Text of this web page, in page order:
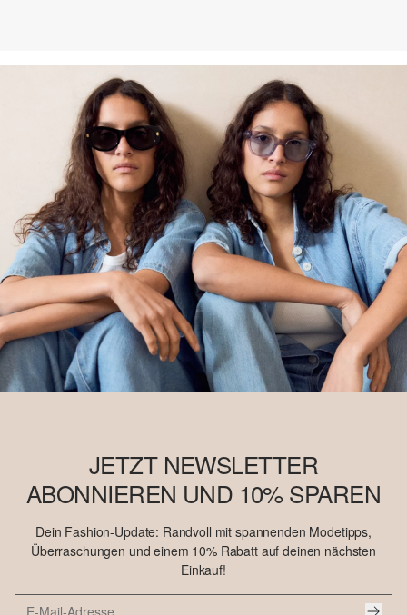
JETZT NEWSLETTER
ABONNIEREN UND 10% SPAREN
Dein Fashion-Update: Randvoll mit spannenden Modetipps,
Überraschungen und einem 10% Rabatt auf deinen nächsten
Einkauf!